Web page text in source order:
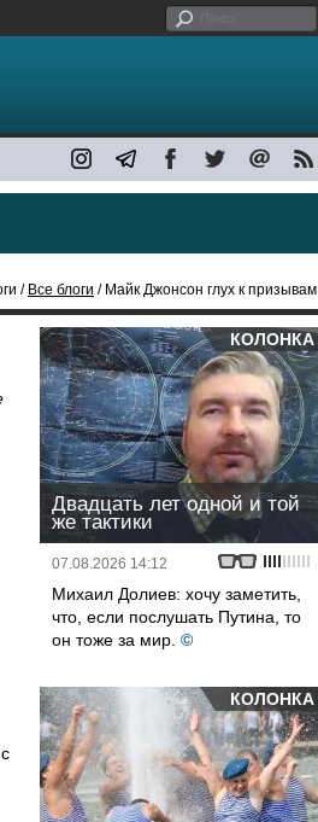
/ Все блоги / Майк Джонсон глух к призывам
КОЛОНКА
Двадцать лет одной и той
же тактики
07.08.2026 14:12
Михаил Долиев: хочу заметить,
что, если послушать Путина, то
он тоже за мир. ©
КОЛОНКА